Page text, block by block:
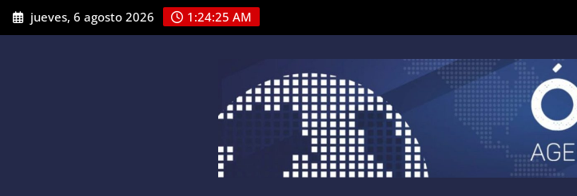
Saltar
al
jueves, 6 agosto 2026 1:24:26 AM